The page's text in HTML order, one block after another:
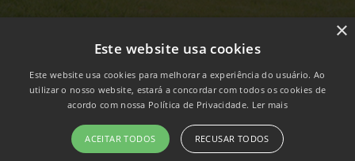
REDES SOCIAIS /
×
Este website usa cookies
Este website usa cookies para melhorar a experiência do usuário. Ao
utilizar o nosso website, estará a concordar com todos os cookies de
acordo com nossa Política de Privacidade. Ler mais
ACEITAR TODOS RECUSAR TODOS